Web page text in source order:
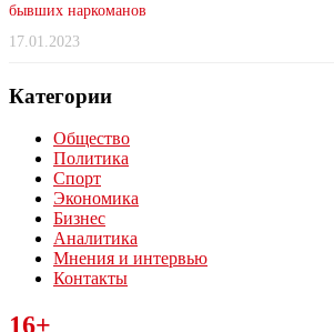
бывших наркоманов
17.01.2023
Категории
Общество
Политика
Спорт
Экономика
Бизнес
Аналитика
Мнения и интервью
Контакты
Читайте последние новости дня в
16+